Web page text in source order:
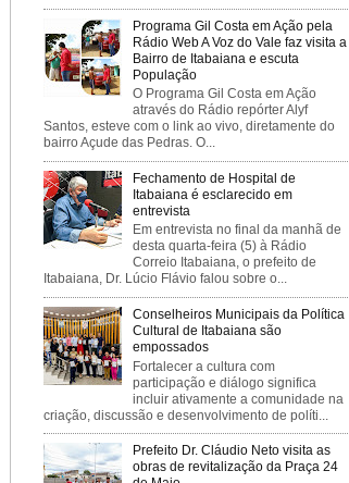
Programa Gil Costa em Ação pela
Rádio Web A Voz do Vale faz visita a
Bairro de Itabaiana e escuta
População
O Programa Gil Costa em Ação
através do Rádio repórter Alyf
Santos, esteve com o link ao vivo, diretamente do
bairro Açude das Pedras. O...
Fechamento de Hospital de
Itabaiana é esclarecido em
entrevista
Em entrevista no final da manhã de
desta quarta-feira (5) à Rádio
Correio Itabaiana, o prefeito de
Itabaiana, Dr. Lúcio Flávio falou sobre o...
Conselheiros Municipais da Política
Cultural de Itabaiana são
empossados
Fortalecer a cultura com
participação e diálogo significa
incluir ativamente a comunidade na
criação, discussão e desenvolvimento de políti...
Prefeito Dr. Cláudio Neto visita as
obras de revitalização da Praça 24